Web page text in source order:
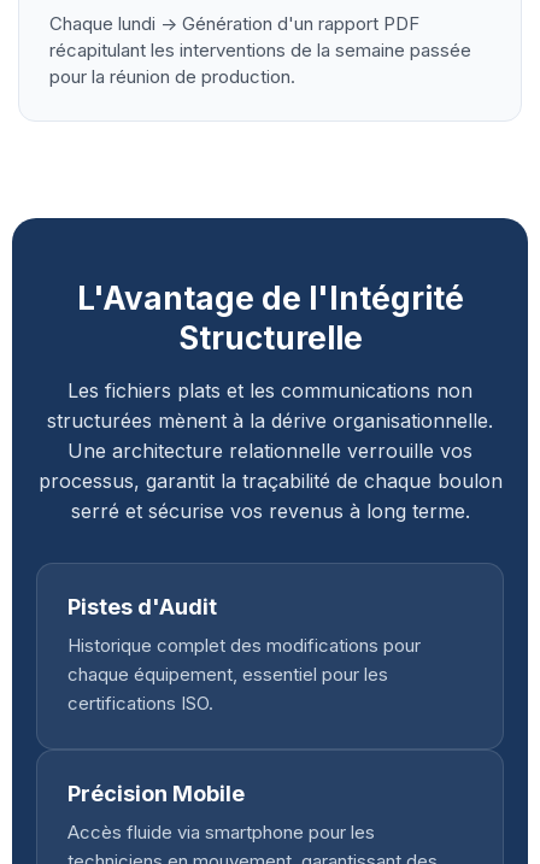
Chaque lundi -> Génération d'un rapport PDF
récapitulant les interventions de la semaine passée
pour la réunion de production.
L'Avantage de l'Intégrité
Structurelle
Les fichiers plats et les communications non
structurées mènent à la dérive organisationnelle.
Une architecture relationnelle verrouille vos
processus, garantit la traçabilité de chaque boulon
serré et sécurise vos revenus à long terme.
Pistes d'Audit
Historique complet des modifications pour
chaque équipement, essentiel pour les
certifications ISO.
Précision Mobile
Accès fluide via smartphone pour les